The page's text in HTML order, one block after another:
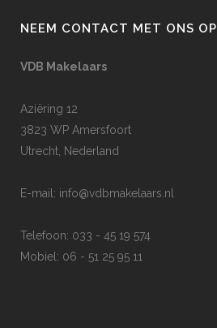
NEEM CONTACT MET ONS OP
VDB Makelaars
Aziëring 12
3823 WP Amersfoort
Utrecht, Nederland
E-mail: info@vdbmakelaars.nl
Telefoon: 033 - 45 19 574
Mobiel: 06 - 51 25 95 11